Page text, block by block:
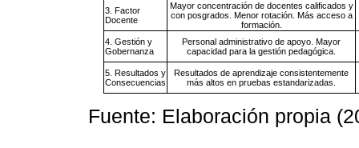
3. Factor
Docente
Mayor concentración de docentes calificados y
con posgrados. Menor rotación. Más acceso a
formación.
4. Gestión y
Gobernanza
Personal administrativo de apoyo. Mayor
capacidad para la gestión pedagógica.
5. Resultados y
Consecuencias
Resultados de aprendizaje consistentemente
más altos en pruebas estandarizadas.
Fuente: Elaboración propia